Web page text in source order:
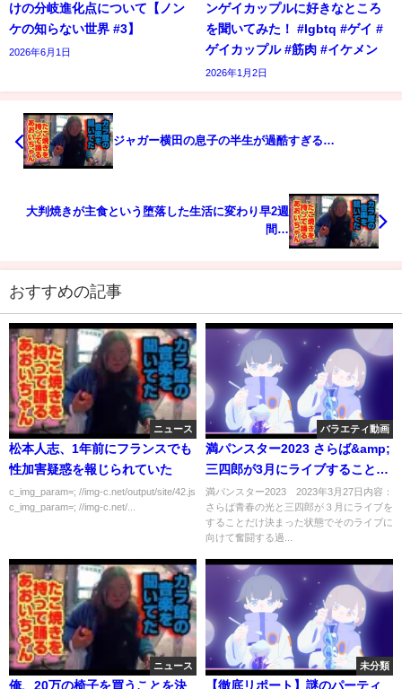
けの分岐進化点について【ノン
ケの知らない世界 #3】
2026年6月1日
ンゲイカップルに好きなところ
を聞いてみた！ #lgbtq #ゲイ #
ゲイカップル #筋肉 #イケメン
2026年1月2日
ジャガー横田の息子の半生が過酷すぎる…
大判焼きが主食という堕落した生活に変わり早2週
間…
おすすめの記事
ニュース
松本人志、1年前にフランスでも
性加害疑惑を報じられていた
c_img_param=; //img-c.net/output/site/42.js
c_img_param=; //img-c.net/...
バラエティ動画
満パンスター2023 さらば&amp;
三四郎が3月にライブすることだ
け決まっている番組 3月27日
満パンスター2023 2023年3月27日内容：
さらば青春の光と三四郎が３月にライブを
することだけ決まった状態でそのライブに
向けて奮闘する過...
ニュース
俺、20万の椅子を買うことを決
未分類
【徹底リポート】謎のパーティ